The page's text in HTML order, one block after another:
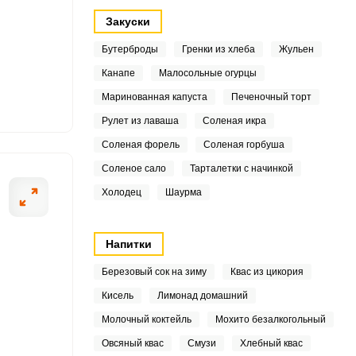
Закуски
Бутерброды Гренки из хлеба Жульен
Канапе Малосольные огурцы
Маринованная капуста Печеночный торт
Рулет из лаваша Соленая икра
Соленая форель Соленая горбуша
Соленое сало Тарталетки с начинкой
Холодец Шаурма
Напитки
Березовый сок на зиму Квас из цикория
Кисель Лимонад домашний
Молочный коктейль Мохито безалкогольный
Овсяный квас Смузи Хлебный квас
полотенцами.